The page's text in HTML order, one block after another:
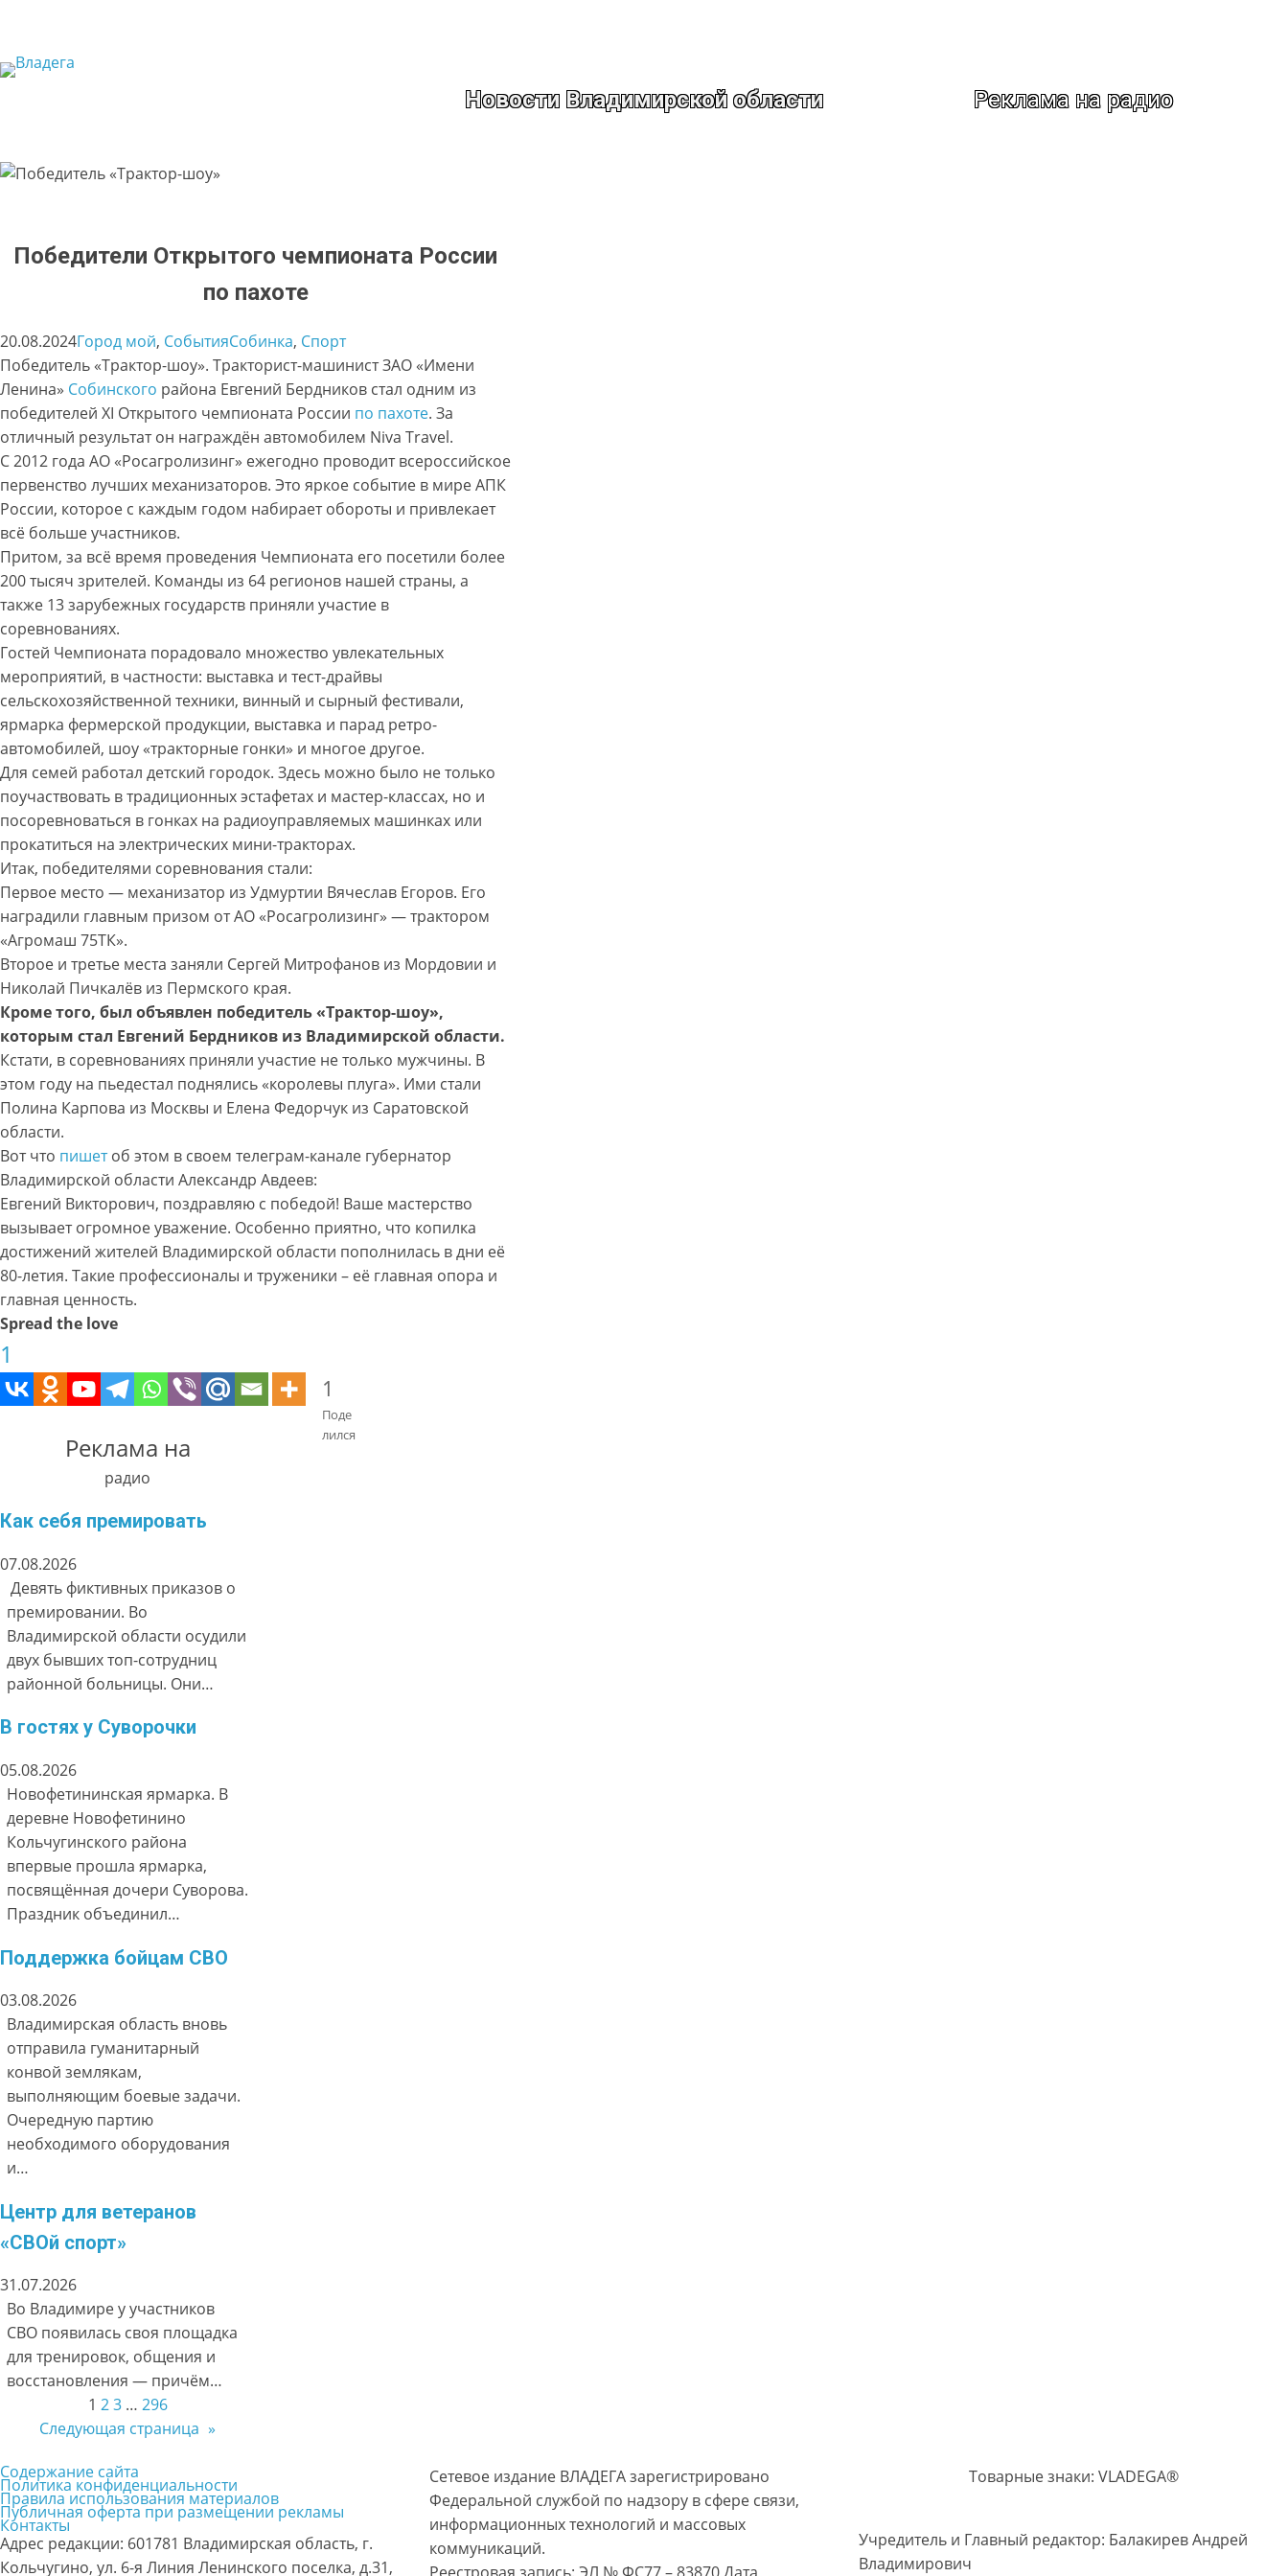
содержимому
Новости Владимирской области Реклама на радио
Победители Открытого чемпионата России
по пахоте
20.08.2024Город мой, СобытияСобинка, Спорт
Победитель «Трактор-шоу». Тракторист-машинист ЗАО «Имени
Ленина» Собинского района Евгений Бердников стал одним из
победителей XI Открытого чемпионата России по пахоте. За
отличный результат он награждён автомобилем Niva Travel.
С 2012 года АО «Росагролизинг» ежегодно проводит всероссийское
первенство лучших механизаторов. Это яркое событие в мире АПК
России, которое с каждым годом набирает обороты и привлекает
всё больше участников.
Притом, за всё время проведения Чемпионата его посетили более
200 тысяч зрителей. Команды из 64 регионов нашей страны, а
также 13 зарубежных государств приняли участие в
соревнованиях.
Гостей Чемпионата порадовало множество увлекательных
мероприятий, в частности: выставка и тест-драйвы
сельскохозяйственной техники, винный и сырный фестивали,
ярмарка фермерской продукции, выставка и парад ретро-
автомобилей, шоу «тракторные гонки» и многое другое.
Для семей работал детский городок. Здесь можно было не только
поучаствовать в традиционных эстафетах и мастер-классах, но и
посоревноваться в гонках на радиоуправляемых машинках или
прокатиться на электрических мини-тракторах.
Итак, победителями соревнования стали:
Первое место — механизатор из Удмуртии Вячеслав Егоров. Его
наградили главным призом от АО «Росагролизинг» — трактором
«Агромаш 75ТК».
Второе и третье места заняли Сергей Митрофанов из Мордовии и
Николай Пичкалёв из Пермского края.
Кроме того, был объявлен победитель «Трактор-шоу»,
которым стал Евгений Бердников из Владимирской области.
Кстати, в соревнованиях приняли участие не только мужчины. В
этом году на пьедестал поднялись «королевы плуга». Ими стали
Полина Карпова из Москвы и Елена Федорчук из Саратовской
области.
Вот что пишетоб этом в своем телеграм-канале губернатор
Владимирской области Александр Авдеев:
Евгений Викторович, поздравляю с победой! Ваше мастерство
вызывает огромное уважение. Особенно приятно, что копилка
достижений жителей Владимирской области пополнилась в дни её
80-летия. Такие профессионалы и труженики – её главная опора и
главная ценность.
Spread the love
1
1
Поде
лился
Реклама на
радио
Как себя премировать
07.08.2026
Девять фиктивных приказов о
премировании. Во
Владимирской области осудили
двух бывших топ-сотрудниц
районной больницы. Они…
В гостях у Суворочки
05.08.2026
Новофетининская ярмарка. В
деревне Новофетинино
Кольчугинского района
впервые прошла ярмарка,
посвящённая дочери Суворова.
Праздник объединил…
Поддержка бойцам СВО
03.08.2026
Владимирская область вновь
отправила гуманитарный
конвой землякам,
выполняющим боевые задачи.
Очередную партию
необходимого оборудования
и…
Центр для ветеранов
«СВОй спорт»
31.07.2026
Во Владимире у участников
СВО появилась своя площадка
для тренировок, общения и
восстановления — причём…
1 23 … 296
Следующая страница »
Содержание сайта
Политика конфиденциальности
Правила использования материалов
Публичная оферта при размещении рекламы
Контакты
Адрес редакции: 601781 Владимирская область, г.
Кольчугино, ул. 6-я Линия Ленинского поселка, д.31,
Сетевое издание ВЛАДЕГА зарегистрировано
Федеральной службой по надзору в сфере связи,
информационных технологий и массовых
коммуникаций.
Товарные знаки: VLADEGA®
Учредитель и Главный редактор: Балакирев Андрей
Владимирович